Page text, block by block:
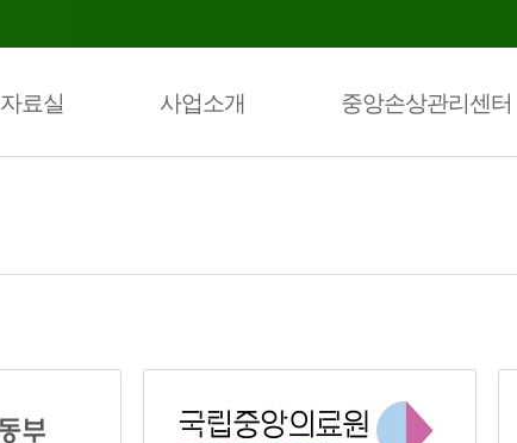
자료실 사업소개 중앙손상관리센터